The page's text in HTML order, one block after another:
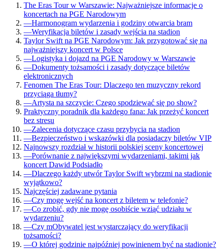
The Eras Tour w Warszawie: Najważniejsze informacje o
koncertach na PGE Narodowym
—Harmonogram wydarzenia i godziny otwarcia bram
—Weryfikacja biletów i zasady wejścia na stadion
Taylor Swift na PGE Narodowym: Jak przygotować się na
najważniejszy koncert w Polsce
—Logistyka i dojazd na PGE Narodowy w Warszawie
—Dokumenty tożsamości i zasady dotyczące biletów
elektronicznych
Fenomen The Eras Tour: Dlaczego ten muzyczny rekord
przyciąga tłumy?
—Artysta na szczycie: Czego spodziewać się po show?
Praktyczny poradnik dla każdego fana: Jak przeżyć koncert
bez stresu
—Zalecenia dotyczące czasu przybycia na stadion
—Bezpieczeństwo i wskazówki dla posiadaczy biletów VIP
Najnowszy rozdział w historii polskiej sceny koncertowej
—Porównanie z największymi wydarzeniami, takimi jak
koncert Dawid Podsiadło
—Dlaczego każdy utwór Taylor Swift wybrzmi na stadionie
wyjątkowo?
Najczęściej zadawane pytania
—Czy mogę wejść na koncert z biletem w telefonie?
—Co zrobić, gdy nie mogę osobiście wziąć udziału w
wydarzeniu?
—Czy mObywatel jest wystarczający do weryfikacji
tożsamości?
—O której godzinie najpóźniej powinienem być na stadionie?